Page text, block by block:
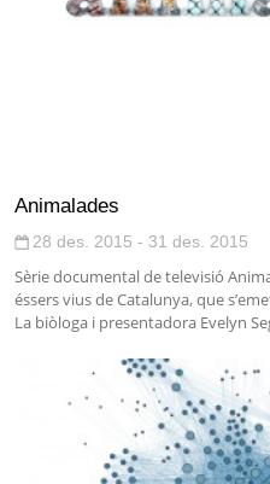
Animalades
28 des. 2015 - 31 des. 2015
Sèrie documental de televisió
éssers vius de Catalunya, que
La biòloga i presentadora Evelyn